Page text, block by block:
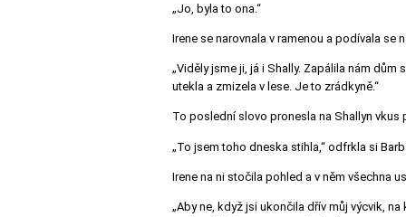
„Jo, byla to ona.“
Irene se narovnala v ramenou a podívala se
„Viděly jsme ji, já i Shally. Zapálila nám
utekla a zmizela v lese. Je to zrádkyně.“
To poslední slovo pronesla na Shallyn vkus
„To jsem toho dneska stihla,“ odfrkla si
Irene na ni stočila pohled a v něm všechna
„Aby ne, když jsi ukončila dřív můj výcvik,